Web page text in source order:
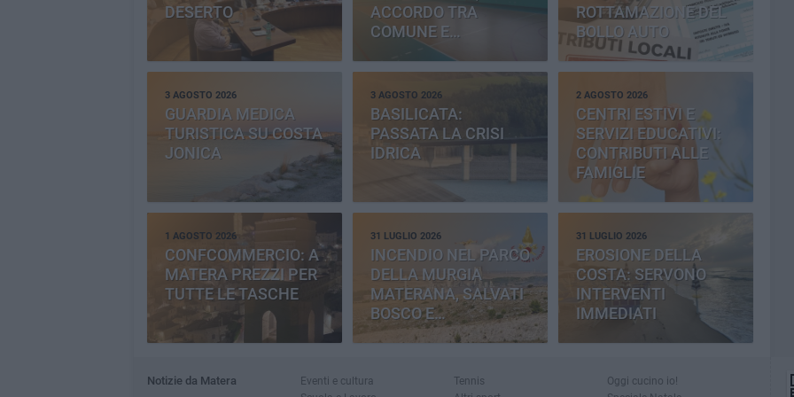
DESERTO
ACCORDO TRA
COMUNE E
PROVINCIA
ROTTAMAZIONE DEL
BOLLO AUTO
3 AGOSTO 2026
GUARDIA MEDICA
TURISTICA SU COSTA
JONICA
3 AGOSTO 2026
BASILICATA:
PASSATA LA CRISI
IDRICA
2 AGOSTO 2026
CENTRI ESTIVI E
SERVIZI EDUCATIVI:
CONTRIBUTI ALLE
FAMIGLIE
1 AGOSTO 2026
CONFCOMMERCIO: A
MATERA PREZZI PER
TUTTE LE TASCHE
31 LUGLIO 2026
INCENDIO NEL PARCO
DELLA MURGIA
MATERANA, SALVATI
BOSCO E
CEMENTERIA
31 LUGLIO 2026
EROSIONE DELLA
COSTA: SERVONO
INTERVENTI
IMMEDIATI
Notizie da Matera
Eventi e cultura
Tennis
Oggi cucino io!